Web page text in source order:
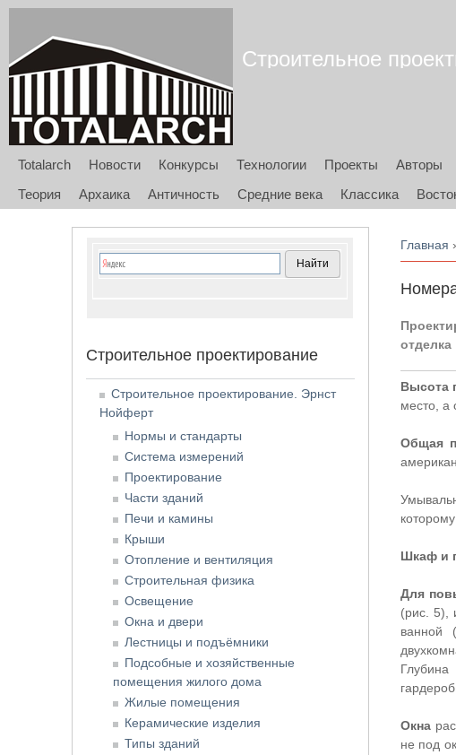
Строительное
Totalarch Новости Конкурсы Технологии Проекты Авторы
Теория
Архаика Античность Средние века Классика
Вы
Главная
Высота
место,
Общая
Шкаф и
Для
(рис. 5),
ванной
Окна
не под
Строительное проектирование
Строительное проектирование. Эрнст
Нойферт
Нормы и стандарты
Система измерений
Проектирование
Части зданий
Печи и камины
Крыши
Отопление и вентиляция
Строительная физика
Освещение
Окна и двери
Лестницы и подъёмники
Подсобные и хозяйственные
помещения жилого дома
Жилые помещения
Керамические изделия
Типы зданий